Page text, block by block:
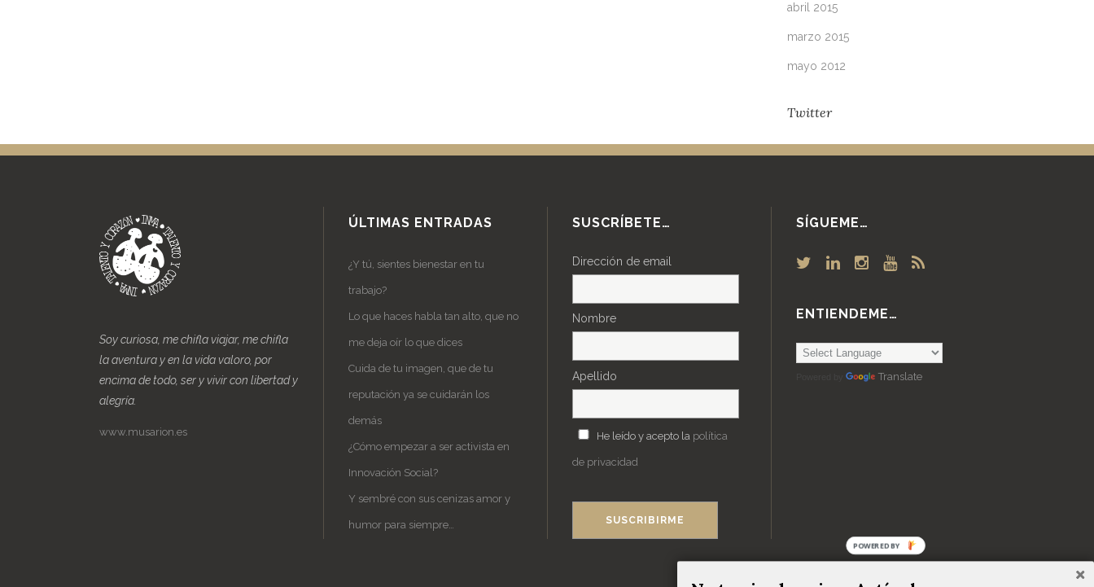
abril 2015
marzo 2015
mayo 2012
Twitter
Soy curiosa, me chifla viajar, me chifla
la aventura y en la vida valoro, por
encima de todo, ser y vivir con libertad y
alegría.
www.musarion.es
ÚLTIMAS ENTRADAS
¿Y tú, sientes bienestar en tu
trabajo?
Lo que haces habla tan alto, que no
me deja oír lo que dices
Cuida de tu imagen, que de tu
reputación ya se cuidarán los
demás
¿Cómo empezar a ser activista en
Innovación Social?
Y sembré con sus cenizas amor y
humor para siempre…
SUSCRÍBETE…
Dirección de email
Nombre
Apellido
He leído y acepto la política
de privacidad
SÍGUEME…
ENTIENDEME…
Translate
POWERED BY